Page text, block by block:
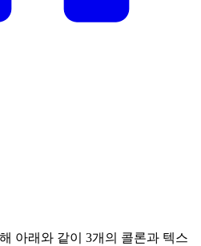
아래와 같이 3개의 콜론과 텍스